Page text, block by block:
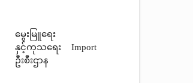
မွေးမြူရေး
နှင့်ကုသရေး
ဦးစီးဌာန
Import